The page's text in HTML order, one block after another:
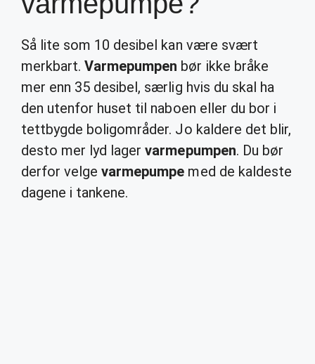
Så lite som 10 desibel kan være svært
merkbart.Varmepumpen bør ikke bråke
mer enn 35 desibel, særlig hvis du skal ha
den utenfor huset til naboen eller du bor i
tettbygde boligområder. Jo kaldere det blir,
desto mer lyd lagervarmepumpen. Du bør
derfor velgevarmepumpe med de kaldeste
dagene i tankene.